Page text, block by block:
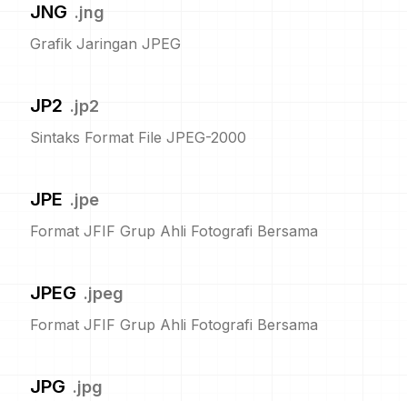
JNG .jng
Grafik Jaringan JPEG
JP2 .jp2
Sintaks Format File JPEG-2000
JPE .jpe
Format JFIF Grup Ahli Fotografi Bersama
JPEG .jpeg
Format JFIF Grup Ahli Fotografi Bersama
JPG .jpg